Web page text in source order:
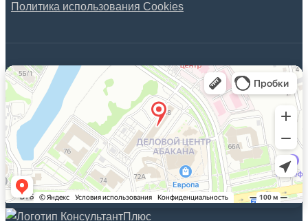
Политика использования Cookies